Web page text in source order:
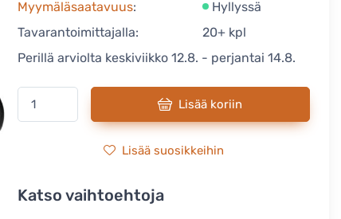
Myymäläsaatavuus:
Hyllyssä
Tavarantoimittajalla:
20+ kpl
Perillä arviolta keskiviikko 12.8. - perjantai 14.8.
Lisää koriin
Lisää suosikkeihin
Katso vaihtoehtoja